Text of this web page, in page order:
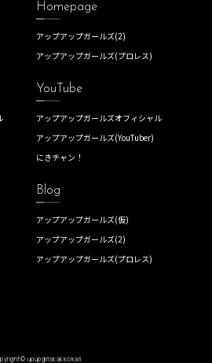
Homepage
アップアップガールズ(2)
アップアップガールズ(プロレス)
YouTube
アップアップガールズオフィシャル
アップアップガールズ(YouTuber)
にきチャン！
Blog
アップアップガールズ(仮)
アップアップガールズ(2)
アップアップガールズ(プロレス)
upupgirlskakkokari